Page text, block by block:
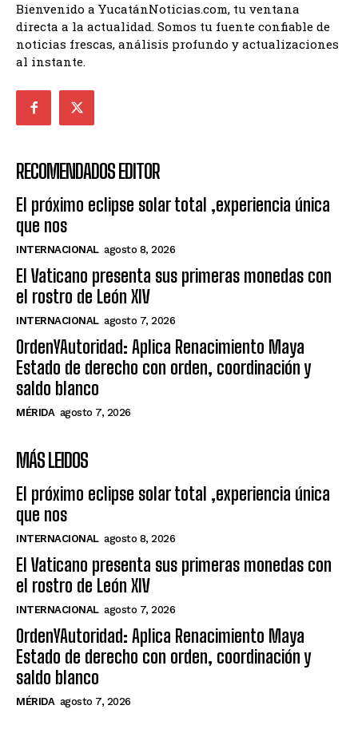
Bienvenido a YucatánNoticias.com, tu ventana
directa a la actualidad. Somos tu fuente confiable de
noticias frescas, análisis profundo y actualizaciones
al instante.
RECOMENDADOS EDITOR
El próximo eclipse solar total ,experiencia única
que nos
INTERNACIONAL agosto 8, 2026
El Vaticano presenta sus primeras monedas con
el rostro de León XIV
INTERNACIONAL agosto 7, 2026
OrdenYAutoridad: Aplica Renacimiento Maya
Estado de derecho con orden, coordinación y
saldo blanco
MÉRIDA agosto 7, 2026
MÁS LEIDOS
El próximo eclipse solar total ,experiencia única
que nos
INTERNACIONAL agosto 8, 2026
El Vaticano presenta sus primeras monedas con
el rostro de León XIV
INTERNACIONAL agosto 7, 2026
OrdenYAutoridad: Aplica Renacimiento Maya
Estado de derecho con orden, coordinación y
saldo blanco
MÉRIDA agosto 7, 2026